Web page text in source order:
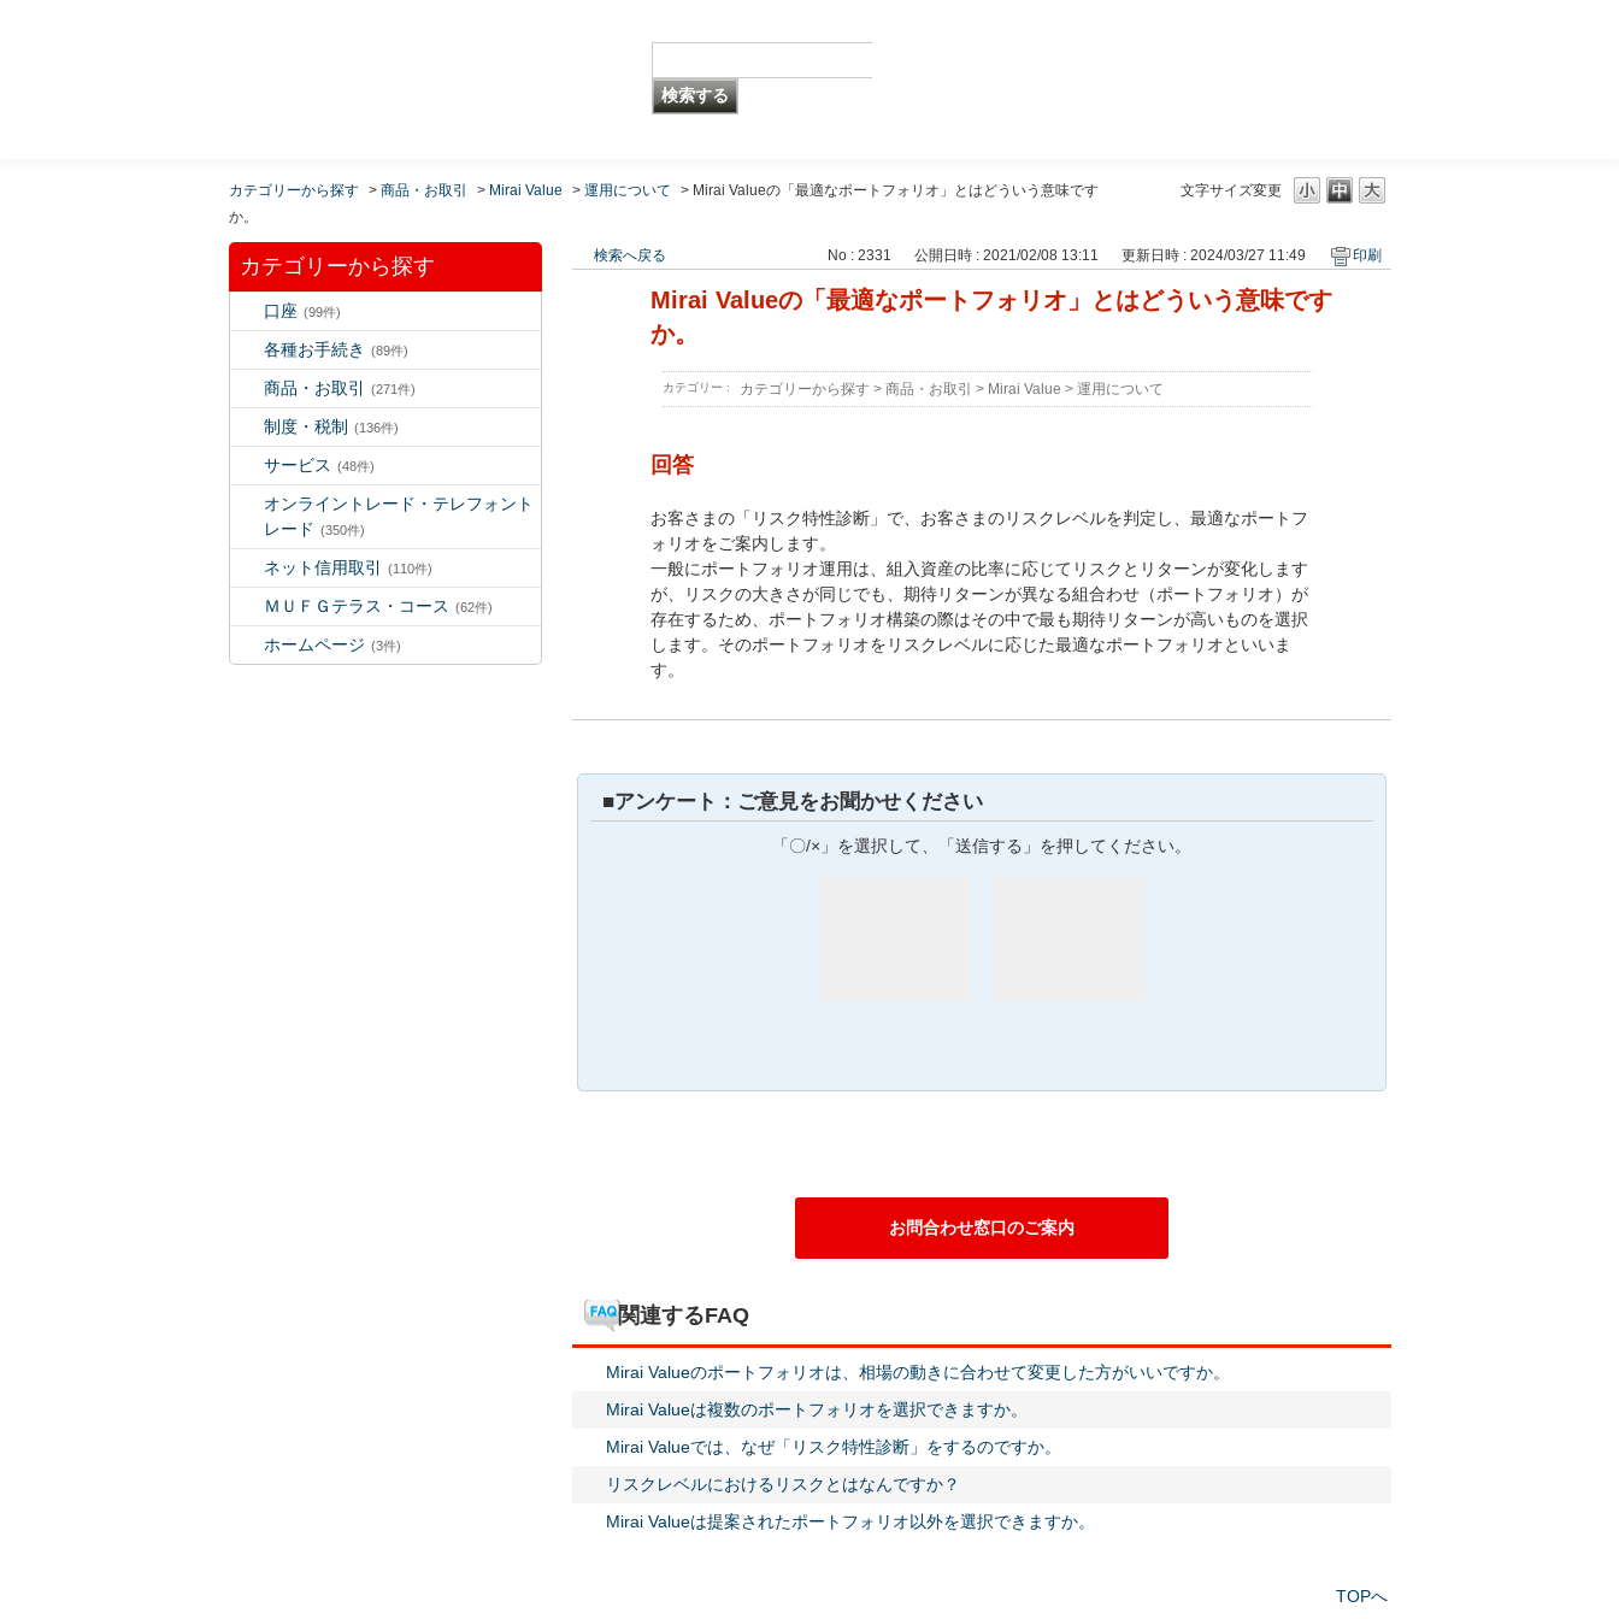
文字サイズ変更
カテゴリーから探す > 商品・お取引 > Mirai Value > 運用について > Mirai Valueの「最適なポートフォリオ」とはどういう意味です
か。
カテゴリーから探す
口座 (99件)
各種お手続き (89件)
商品・お取引 (271件)
制度・税制 (136件)
サービス (48件)
オンライントレード・テレフォント
レード (350件)
ネット信用取引 (110件)
ＭＵＦＧテラス・コース (62件)
ホームページ (3件)
検索へ戻る No : 2331 公開日時 : 2021/02/08 13:11 更新日時 : 2024/03/27 11:49 印刷
Mirai Valueの「最適なポートフォリオ」とはどういう意味です
か。
カテゴリー : カテゴリーから探す > 商品・お取引 > Mirai Value > 運用について
回答
お客さまの「リスク特性診断」で、お客さまのリスクレベルを判定し、最適なポートフ
ォリオをご案内します。
一般にポートフォリオ運用は、組入資産の比率に応じてリスクとリターンが変化します
が、リスクの大きさが同じでも、期待リターンが異なる組合わせ（ポートフォリオ）が
存在するため、ポートフォリオ構築の際はその中で最も期待リターンが高いものを選択
します。そのポートフォリオをリスクレベルに応じた最適なポートフォリオといいま
す。
■アンケート：ご意見をお聞かせください
「〇/×」を選択して、「送信する」を押してください。
お問合わせ窓口のご案内
関連するFAQ
Mirai Valueのポートフォリオは、相場の動きに合わせて変更した方がいいですか。
Mirai Valueは複数のポートフォリオを選択できますか。
Mirai Valueでは、なぜ「リスク特性診断」をするのですか。
リスクレベルにおけるリスクとはなんですか？
Mirai Valueは提案されたポートフォリオ以外を選択できますか。
TOPへ